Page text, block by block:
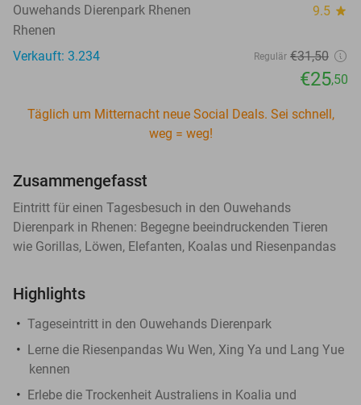
Ouwehands Dierenpark Rhenen 9.5 star
Rhenen
Verkauft: 3.234
Regulär €31,50
€25,50
Täglich um Mitternacht neue Social Deals. Sei schnell,
weg = weg!
Zusammengefasst
Eintritt für einen Tagesbesuch in den Ouwehands
Dierenpark in Rhenen: Begegne beeindruckenden Tieren
wie Gorillas, Löwen, Elefanten, Koalas und Riesenpandas
Highlights
Tageseintritt in den Ouwehands Dierenpark
Lerne die Riesenpandas Wu Wen, Xing Ya und Lang Yue
kennen
Erlebe die Trockenheit Australiens in Koalia und